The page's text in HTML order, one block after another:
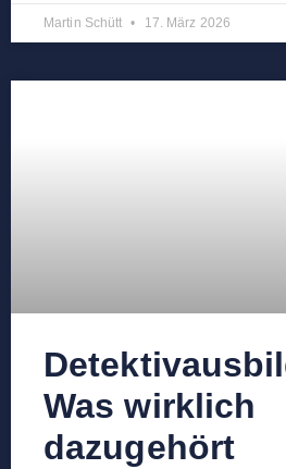
Martin Schütt 17. März 2026
Was wirklich
dazugehört